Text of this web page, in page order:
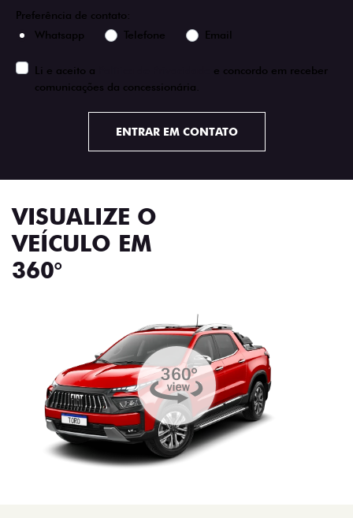
Preferência de contato:
Whatsapp
Telefone Email
Li e aceito a
e concordo em receber
comunicações da concessionária.
ENTRAR EM CONTATO
VISUALIZE O
VEÍCULO EM
360°